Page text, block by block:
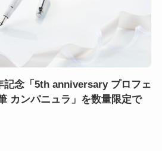
記念「5th anniversary プロフェ
カンパニュラ」を数量限定で